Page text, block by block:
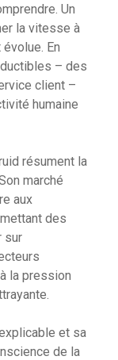
Un
la vitesse à
En
– des
client –
humaine
résument la
marché
aux
des
sur
la pression
et sa
de la